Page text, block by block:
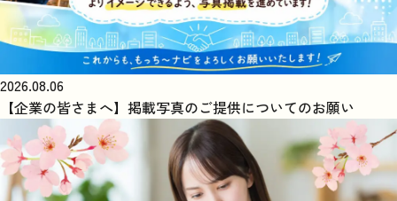
2026.08.06
【企業の皆さまへ】掲載写真のご提供についてのお願い